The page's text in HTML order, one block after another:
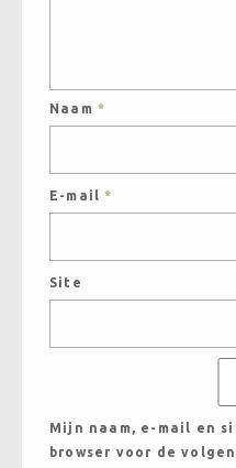
Naam *
E-mail*
Site
Mijn naam, e-mail en
browser voor de